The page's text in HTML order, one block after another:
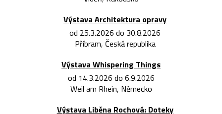
Výstava Architektura opravy
od 25.3.2026 do 30.8.2026
Příbram, Česká republika
Výstava Whispering Things
od 14.3.2026 do 6.9.2026
Weil am Rhein, Německo
Výstava Liběna Rochová: Doteky